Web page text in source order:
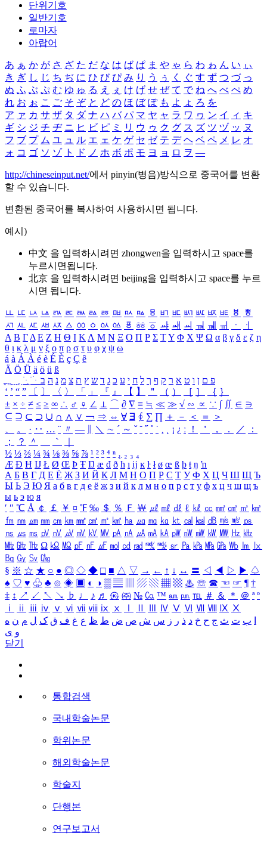
단위기호
일반기호
로마자
아랍어
あ ぁ か が さ ざ た だ な は ば ぱ ま や ゃ ら わ ゎ ん い ぃ
き ぎ し じ ち ぢ に ひ び ぴ み り う ぅ く ぐ す ず つ づ っ
ぬ ふ ぶ ぷ む ゆ ゅ る え ぇ け げ せ ぜ て で ね へ べ ぺ め
れ お ぉ こ ご そ ぞ と ど の ほ ぼ ぽ も よ ょ ろ を
ア ァ カ サ ザ タ ダ ナ ハ バ パ マ ヤ ャ ラ ワ ヮ ン イ ィ キ
ギ シ ジ チ ヂ ニ ヒ ビ ピ ミ リ ウ ゥ ク グ ス ズ ツ ヅ ッ ヌ
フ ブ プ ム ユ ュ ル エ ェ ケ ゲ セ ゼ テ デ ヘ ベ ペ メ レ オ
ォ コ ゴ ソ ゾ ト ド ノ ホ ボ ポ モ ヨ ョ ロ ヲ ―
http://chineseinput.net/에서 pinyin(병음)방식으로 중국어를 변환
할 수 있습니다.
변환된 중국어를 복사하여 사용하시면 됩니다.
예시)
中文 을 입력하시려면 zhongwen을 입력하시고 space를
누르시면됩니다.
北京 을 입력하시려면 beijing을 입력하시고 space를 누르
시면 됩니다.
ㅥ ㅦ ㅧ ㅨ ㅩ ㅪ ㅫ ㅬ ㅭ ㅮ ㅯ ㅰ ㅱ ㅲ ㅳ ㅴ ㅵ ㅶ ㅷ ㅸ
ㅹ
ㅺ ㅻ ㅼ ㅽ ㅾ ㅿ ㆀ ㆁ ㆂ ㆃ ㆄ ㆅ ㆆ ㆇ ㆈ ㆉ ㆊ ㆋ ㆌ ㆍ
ㆎ
Α Β ΓΔ Ε Ζ Η Θ Ι ΚΛ Μ Ν Ξ Ο Π Ρ Σ ΤΥ Φ Χ Ψ Ω α β γ δ ε ζ η
θ ι κ λ μ ν ξ ο π ρ σ τ υ φ χ ψ ω
á à Á À é è É È ç Ç ê
Ä Ö Ü ä ö ü ß
ִֶֹ ֻּ ׁׂ פ ם ן ו ט א ר ק ף ך ל ח י ע כ ג ד ש ץ ת צ מ נ ה ב
‘ ’ “ ” 〔 〕 〈 〉 「 」 『 』 【 】 ＂ （ ） ［ ］ ｛ ｝
± × ÷ ≠ ≤ ≥ ∞ ∴ ♂ ♀ ∠ ⊥ ⌒ ∂ ∇ ≡ ≒ ≪ ≫ √ ∽ ∝ ∵ ∫ ∬ ∈ ∋
⊆ ⊇ ⊂ ⊃ ∪ ∩ ∧ ∨ ￢ ⇒ ⇔ ∀ ∃ ∮ ∑ ∏ ＋ － ＜ ＝
＞
、
。 · ‥ … ¨ 〃 ― ＼ ∼ ´ ～ ˇ ˘ ˝ ˚ ˙ ¸ ¡ ¿ ː ！ ＇ ， ． ／
：
；
？ ＾ ｀
½ ⅓ ⅔ ¼ ¾ ⅛ ⅜ ⅝ ⅞ ¹ ² ³ ⁴ ⁿ ₁ ₂ ₃ ₄
Æ Ð Ħ Ĳ Ł Ø Œ Þ Ŧ Ŋ æ đ ð ħ ı ĳ ĸ ŀ ł ø œ ß þ ŧ ŋ ŉ
А Б В Г Д Е Ё Ж З И Й К Л М Н О П Р С Т У Ф Х Ц Ч Ш Щ Ъ
Ы Ь Э Ю Я а б в г д е ё ж з и й к л м н о п р с т у ф х ц ч ш щ ъ
ы ь э ю я
′ ″ ℃ Å ￠ ￡ ￥ ¤ ℉ ‰ ＄ ％ Ｆ ￦ ㎕ ㎖ ㎗ ℓ ㎘ ㏄ ㎣ ㎤ ㎥ ㎦
㎙ ㎚ ㎛ ㎜ ㎝ ㎞ ㎟ ㎠ ㎡ ㎢ ㏊ ㎍ ㎎ ㎏ ㏏ ㎈ ㎉ ㏈ ㎧ ㎨ ㎰
㎱ ㎲ ㎳ ㎴ ㎵ ㎶ ㎷ ㎸ ㎹ ㎀ ㎁ ㎂ ㎃ ㎄ ㎺ ㎻ ㎽ ㎾ ㎿ ㎐ ㎑
㎒ ㎓ ㎔ Ω ㏀ ㏁ ㎊ ㎋ ㎌ ㏖ ㏅ ㎭ ㎮ ㎯ ㏛ ㎩ ㎪ ㎫ ㎬ ㏝ ㏐
㏓
㏃ ㏉ ㏜ ㏆
§ ※ ☆ ★ ○ ● ◎ ◇ ◆ □ ■ △ ▽ → ← ↑ ↓ ↔ 〓 ◁ ◀ ▷ ▶ ♤
♠ ♡ ♥ ♧ ♣ ⊙ ◈ ▣ ◐ ◑ ▒ ▤ ▨ ▧ ▦ ▩ ♨ ☏ ☎ ☜ ☞ ¶ †
‡ ↕ ↗ ↙ ↖ ↘ ♭ ♩ ♪ ♬ ㉿ ㈜ № ㏇ ™ ㏂ ㏘ ℡ ＃ ＆ ＊ ＠ ª º
ⅰ
ⅱ ⅲ ⅳ ⅴ ⅵ ⅶ ⅷ ⅸ ⅹ Ⅳ Ⅴ Ⅵ Ⅶ Ⅷ Ⅸ Ⅹ
ب ت ث ج ح خ د ذ ر ز س ش ص ض ط ظ ع غ ف ق ک ل م ن ه
و ی
닫기
통합검색
국내학술논문
학위논문
해외학술논문
학술지
단행본
연구보고서